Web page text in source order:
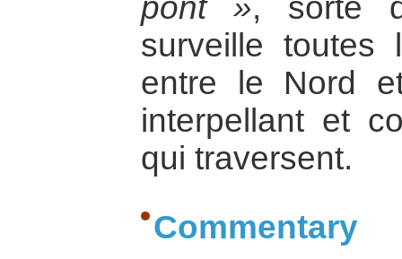
pont », sorte
surveille toutes
entre le Nord
interpellant et
qui traversent.
Commentary